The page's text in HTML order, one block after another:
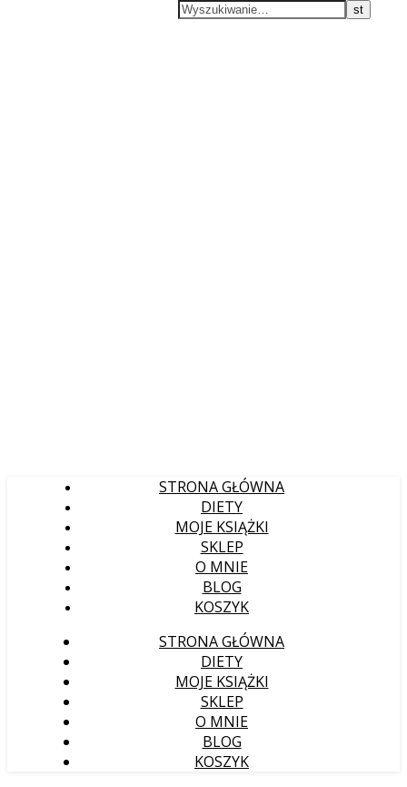
STRONA GŁÓWNA
DIETY
MOJE KSIĄŻKI
SKLEP
O MNIE
BLOG
KOSZYK
STRONA GŁÓWNA
DIETY
MOJE KSIĄŻKI
SKLEP
O MNIE
BLOG
KOSZYK